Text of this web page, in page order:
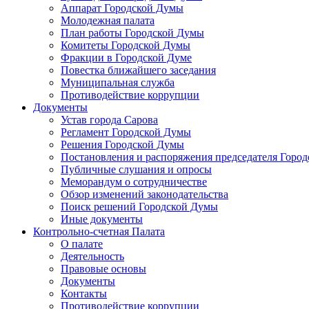
Аппарат Городской Думы
Молодежная палата
План работы Городской Думы
Комитеты Городской Думы
Фракции в Городской Думе
Повестка ближайшего заседания
Муниципальная служба
Противодействие коррупции
Документы
Устав города Сарова
Регламент Городской Думы
Решения Городской Думы
Постановления и распоряжения председателя
Публичные слушания и опросы
Меморандум о сотрудничестве
Обзор изменений законодательства
Поиск решений Городской Думы
Иные документы
Контрольно-счетная Палата
О палате
Деятельность
Правовые основы
Документы
Контакты
Противодействие коррупции